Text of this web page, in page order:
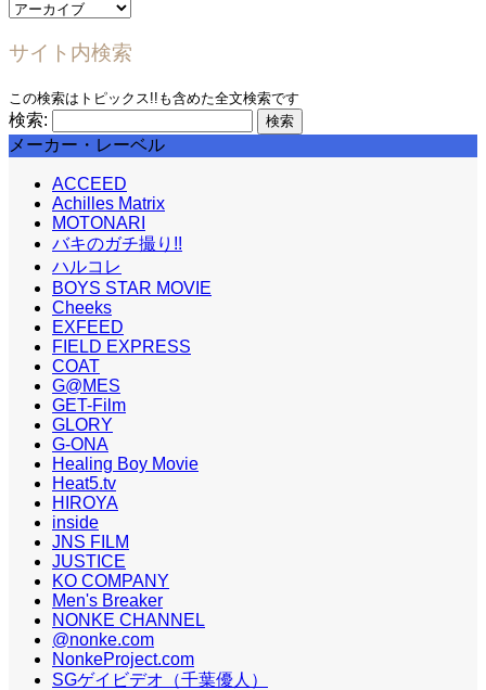
サイト内検索
この検索はトピックス!!も含めた全文検索です
検索:
メーカー・レーベル
ACCEED
Achilles Matrix
MOTONARI
バキのガチ撮り!!
ハルコレ
BOYS STAR MOVIE
Cheeks
EXFEED
FIELD EXPRESS
COAT
G@MES
GET-Film
GLORY
G-ONA
Healing Boy Movie
Heat5.tv
HIROYA
inside
JNS FILM
JUSTICE
KO COMPANY
Men's Breaker
NONKE CHANNEL
@nonke.com
NonkeProject.com
SGゲイビデオ（千葉優人）